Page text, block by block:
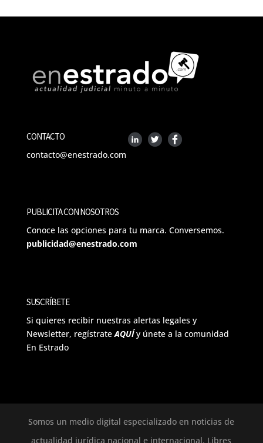
CONTACTO
contacto@enestrado.com
PUBLICITA CON NOSOTROS
Conoce las opciones para tu marca. Conversemos.
publicidad@enestrado.com
SUSCRÍBETE
Si quieres recibir nuestras alertas legales y
Newsletter, regístrateAQUÍ y únete a la comunidad
En Estrado
Somos un medio digital especializado en noticias de
actualidad jurídica nacional e internacional. Libres